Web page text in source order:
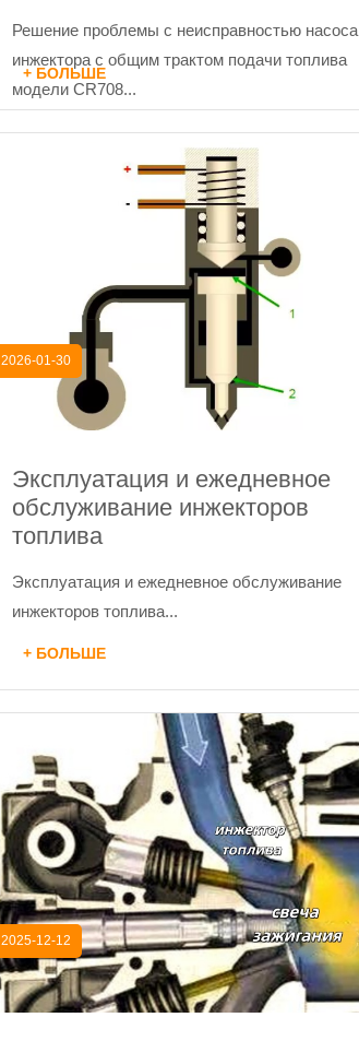
Решение проблемы с неисправностью насоса
инжектора с общим трактом подачи топлива
модели CR708...
+ БОЛЬШЕ
2026-01-30
Эксплуатация и ежедневное
обслуживание инжекторов
топлива
Эксплуатация и ежедневное обслуживание
инжекторов топлива...
+ БОЛЬШЕ
2025-12-12